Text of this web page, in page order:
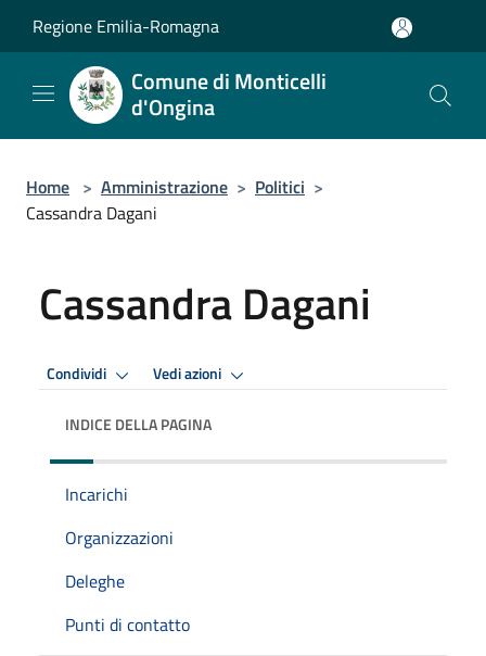
Regione Emilia-Romagna
Comune di Monticelli
d'Ongina
Home > Amministrazione > Politici >
Cassandra Dagani
Cassandra Dagani
Condividi Vedi azioni
INDICE DELLA PAGINA
Incarichi
Organizzazioni
Deleghe
Punti di contatto